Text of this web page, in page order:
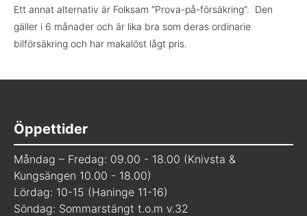
Ett annat alternativ är Folksam “Prova-på-försäkring”. Den
gäller i 6 månader och är lika bra som deras ordinarie
bilförsäkring och har makalöst lågt pris.
Öppettider
Måndag – Fredag: 09.00 - 18.00 (Knivsta &
Kungsängen 10.00 - 18.00)
Lördag: 10-15 (Haninge 11-16)
Söndag: Sommarstängt t.o.m v.32